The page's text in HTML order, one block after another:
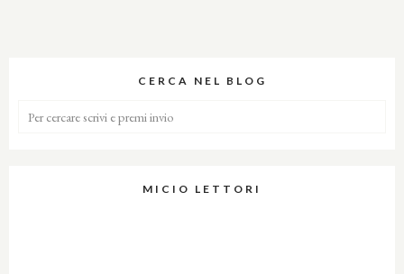
CERCA NEL BLOG
MICIO LETTORI